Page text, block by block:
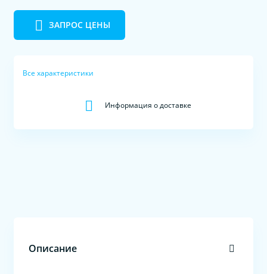
ЗАПРОС ЦЕНЫ
Все характеристики
Информация о доставке
Описание